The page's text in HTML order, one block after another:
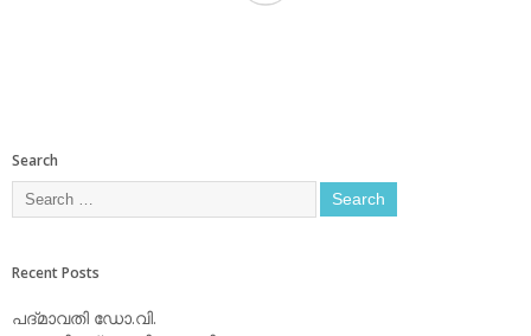
Search
Recent Posts
പദ്മാവതി ഡോ.വി.